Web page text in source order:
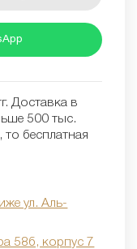
Доставка в
500 тыс.
то бесплатная
ул. Аль-
58б, корпус 7